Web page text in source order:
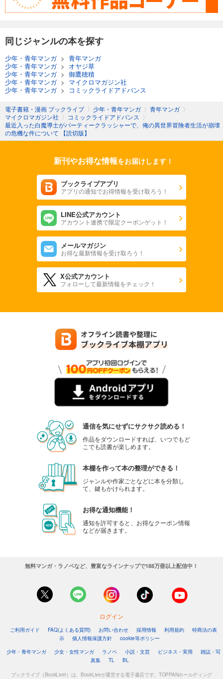
同じジャンルの本を探す
少年・青年マンガ> 青年マンガ
少年・青年マンガ> オヤジ草
少年・青年マンガ> 御鷹穂積
少年・青年マンガ> マイクロマガジン社
少年・青年マンガ> コミックライドアドバンス
電子書籍・漫画 ブックライブ 〉 少年・青年マンガ 〉 青年マンガ 〉
マイクロマガジン社 〉 コミックライドアドバンス 〉
最近入った白魔導士がパーティークラッシャーで、俺の異世界冒険者生活が崩壊
の危機な件について 【読切版】
新刊やお得な情報をお届けします！
ブックライブアプリ
アプリの通知でお得情報を受け取ろう！
LINE公式アカウント
アカウント連携で限定クーポンゲット！
メールマガジン
お得な最新情報を受け取ろう！
X公式アカウント
フォローして最新情報をチェック！
通信を気にせずにサクサク読める！
作品をダウンロードすれば、いつでもど
こでも読書が楽しめます。
本棚を作って本の整理ができる！
ジャンルや作家ごとなどに本を分類し
て、鍵もかけられます。
お得な通知機能！
通知を許可すると、お得なクーポン情報
などが届きます。
無料マンガ・ラノベなど、豊富なラインナップで188万冊以上配信中！
ログイン
ご利用ガイド FAQ(よくある質問) お問い合わせ 採用情報 利用規約
特商法の表
示
個人情報保護方針
cookie等ポリシー
少年・青年マンガ
少女・女性マンガ ラノベ 小説・文芸 ビジネス・実用
雑誌・写
真集
TL BL
ブックライブ（BookLive!）は、BookLiveが運営する電子書店です。TOPPANホールディング